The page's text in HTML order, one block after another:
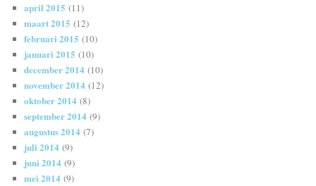
april 2015 (11)
maart 2015 (12)
februari 2015 (10)
januari 2015 (10)
december 2014 (10)
november 2014 (12)
oktober 2014 (8)
september 2014 (9)
augustus 2014 (7)
juli 2014 (9)
juni 2014 (9)
mei 2014 (9)